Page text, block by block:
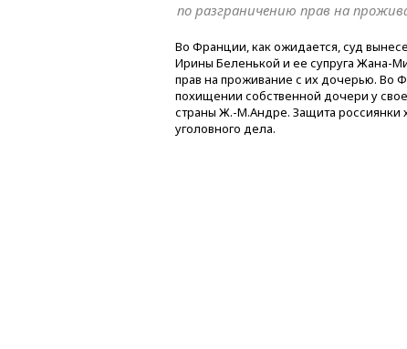
по разграничению прав на
Во Франции, как ожидается, суд
Ирины Беленькой и ее супруга Жана-
прав на проживание с их дочерью. Во
похищении собственной дочери у
страны Ж.-М.Андре. Защита россиянки
уголовного дела.